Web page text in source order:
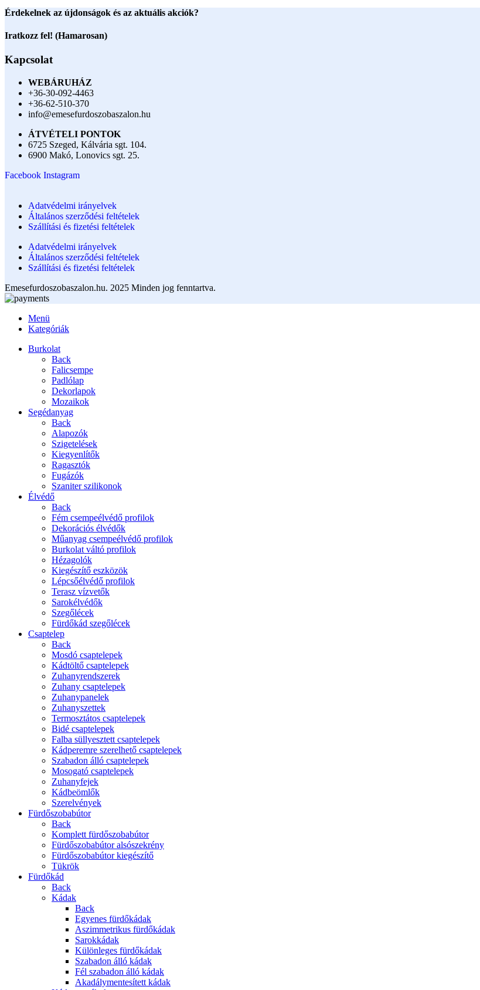
Érdekelnek az újdonságok és az aktuális akciók?
Iratkozz fel! (Hamarosan)
Kapcsolat
WEBÁRUHÁZ
+36-30-092-4463
+36-62-510-370
info@emesefurdoszobaszalon.hu
ÁTVÉTELI PONTOK
6725 Szeged, Kálvária sgt. 104.​
6900 Makó, Lonovics sgt. 25.
Facebook Instagram
Adatvédelmi irányelvek
Általános szerződési feltételek
Szállítási és fizetési feltételek
Adatvédelmi irányelvek
Általános szerződési feltételek
Szállítási és fizetési feltételek
Emesefurdoszobaszalon.hu. 2025 Minden jog fenntartva.
Menü
Kategóriák
Burkolat
Back
Falicsempe
Padlólap
Dekorlapok
Mozaikok
Segédanyag
Back
Alapozók
Szigetelések
Kiegyenlítők
Ragasztók
Fugázók
Szaniter szilikonok
Élvédő
Back
Fém csempeélvédő profilok
Dekorációs élvédők
Műanyag csempeélvédő profilok
Burkolat váltó profilok
Hézagolók
Kiegészítő eszközök
Lépcsőélvédő profilok
Terasz vízvetők
Sarokélvédők
Szegőlécek
Fürdőkád szegőlécek
Csaptelep
Back
Mosdó csaptelepek
Kádtöltő csaptelepek
Zuhanyrendszerek
Zuhany csaptelepek
Zuhanypanelek
Zuhanyszettek
Termosztátos csaptelepek
Bidé csaptelepek
Falba süllyesztett csaptelepek
Kádperemre szerelhető csaptelepek
Szabadon álló csaptelepek
Mosogató csaptelepek
Zuhanyfejek
Kádbeömlők
Szerelvények
Fürdőszobabútor
Back
Komplett fürdőszobabútor
Fürdőszobabútor alsószekrény
Fürdőszobabútor kiegészítő
Tükrök
Fürdőkád
Back
Kádak
Back
Egyenes fürdőkádak
Aszimmetrikus fürdőkádak
Sarokkádak
Különleges fürdőkádak
Szabadon álló kádak
Fél szabadon álló kádak
Akadálymentesített kádak